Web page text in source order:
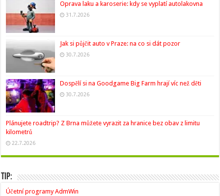
Oprava laku a karoserie: kdy se vyplatí autolakovna
31.7.2026
Jak si půjčit auto v Praze: na co si dát pozor
30.7.2026
Dospělí si na Goodgame Big Farm hrají víc než děti
30.7.2026
Plánujete roadtrip? Z Brna můžete vyrazit za hranice bez obav z limitu
kilometrů
22.7.2026
Tip:
Účetní programy AdmWin